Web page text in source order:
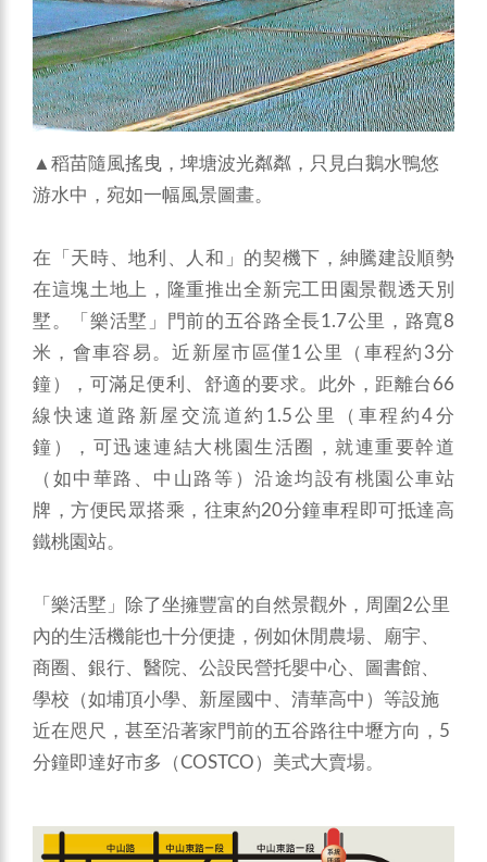
▲稻苗隨風搖曳，埤塘波光粼粼，只見白鵝水鴨悠
游水中，宛如一幅風景圖畫。
在「天時、地利、人和」的契機下，紳騰建設順勢
在這塊土地上，隆重推出全新完工田園景觀透天別
墅。「樂活墅」門前的五谷路全長1.7公里，路寬8
米，會車容易。近新屋市區僅1公里（車程約3分
鐘），可滿足便利、舒適的要求。此外，距離台66
線快速道路新屋交流道約1.5公里（車程約4分
鐘），可迅速連結大桃園生活圈，就連重要幹道
（如中華路、中山路等）沿途均設有桃園公車站
牌，方便民眾搭乘，往東約20分鐘車程即可抵達高
鐵桃園站。
「樂活墅」除了坐擁豐富的自然景觀外，周圍2公里
內的生活機能也十分便捷，例如休閒農場、廟宇、
商圈、銀行、醫院、公設民營托嬰中心、圖書館、
學校（如埔頂小學、新屋國中、清華高中）等設施
近在咫尺，甚至沿著家門前的五谷路往中壢方向，5
分鐘即達好市多（COSTCO）美式大賣場。